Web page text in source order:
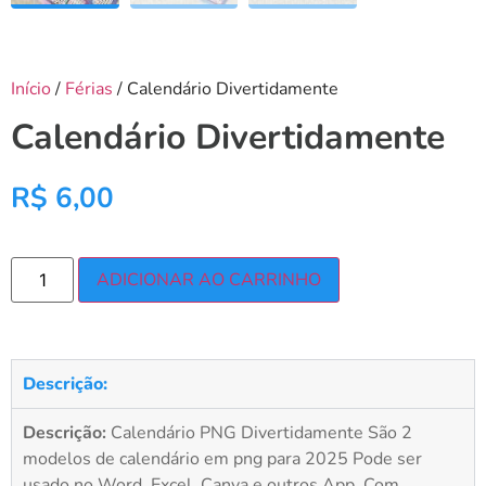
Início/ Férias / Calendário Divertidamente
Calendário Divertidamente
R$ 6,00
ADICIONAR AO CARRINHO
Descrição:
Descrição: Calendário PNG Divertidamente São 2
modelos de calendário em png para 2025 Pode ser